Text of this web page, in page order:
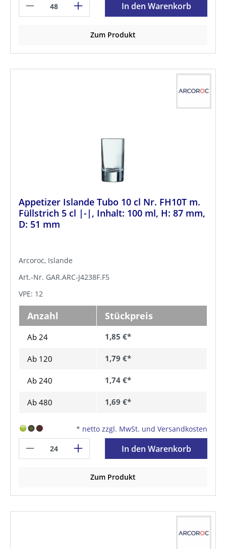
In den Warenkorb
Zum Produkt
Appetizer Islande Tubo 10 cl Nr. FH10T m.
Füllstrich 5 cl |-|, Inhalt: 100 ml, H: 87 mm,
D: 51 mm
Arcoroc, Islande
Art.-Nr. GAR.ARC-J4238F.F5
VPE: 12
Anzahl Stückpreis
Ab 24 1,85 €*
Ab 120 1,79 €*
Ab 240 1,74 €*
Ab 480 1,69 €*
* netto zzgl. MwSt. und Versandkosten
In den Warenkorb
Zum Produkt